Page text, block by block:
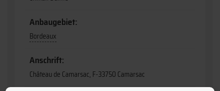
Anbaugebiet:
Bordeaux
Anschrift:
Château de Camarsac, F-33750 Camarsac